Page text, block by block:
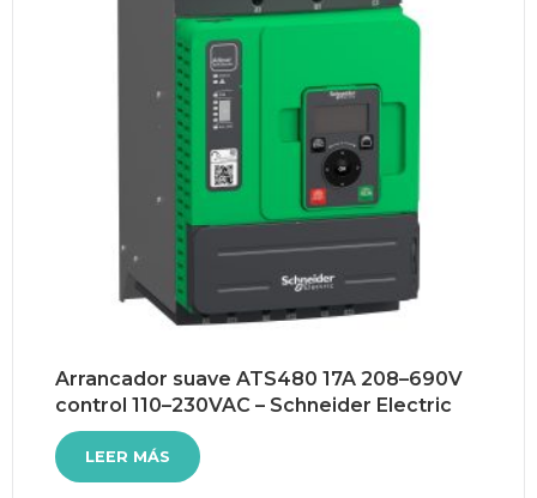
Arrancador suave ATS480 17A 208–690V
control 110–230VAC – Schneider Electric
LEER MÁS